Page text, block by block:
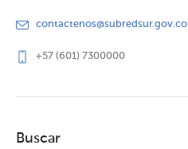
contactenos@subredsur.gov.co
+57 (601) 7300000
Buscar